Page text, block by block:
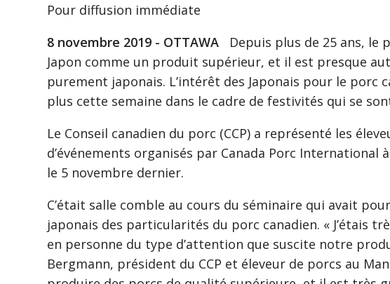
Pour diffusion immédiate
8 novembre 2019 - OTTAWA Depuis plus de 25 ans, le
Japon comme un produit supérieur, et il est presque
purement japonais. L’intérêt des Japonais pour le porc
plus cette semaine dans le cadre de festivités qui se
Le Conseil canadien du porc (CCP) a représenté les
d’événements organisés par Canada Porc International
le 5 novembre dernier.
C’était salle comble au cours du séminaire qui avait
japonais des particularités du porc canadien. « J’étais
en personne du type d’attention que suscite notre
Bergmann, président du CCP et éleveur de porcs au